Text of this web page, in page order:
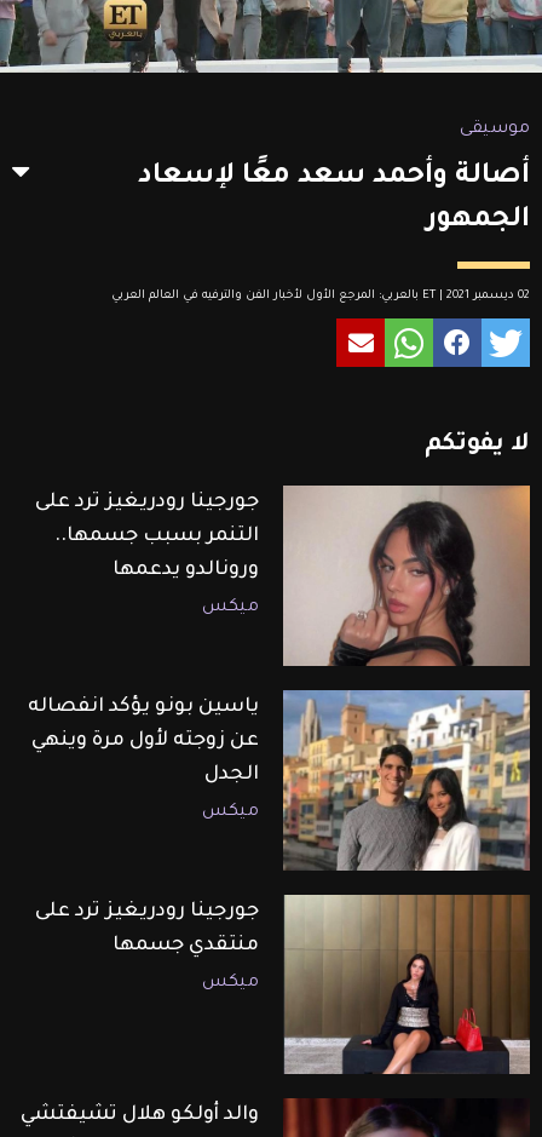
موسيقى
أصالة وأحمد سعد معًا لإسعاد
الجمهور
02 ديسمبر 2021 | ET بالعربي: المرجع الأول لأخبار الفن والترفيه في العالم العربي
لا يفوتكم
جورجينا رودريغيز ترد على
التنمر بسبب جسمها..
ورونالدو يدعمها
ميكس
ياسين بونو يؤكد انفصاله
عن زوجته لأول مرة وينهي
الجدل
ميكس
جورجينا رودريغيز ترد على
منتقدي جسمها
ميكس
والد أولكو هلال تشيفتشي